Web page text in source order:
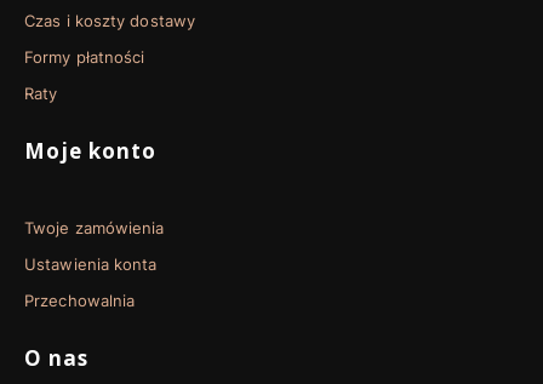
Czas i koszty dostawy
Formy płatności
Raty
Moje konto
Twoje zamówienia
Ustawienia konta
Przechowalnia
O nas